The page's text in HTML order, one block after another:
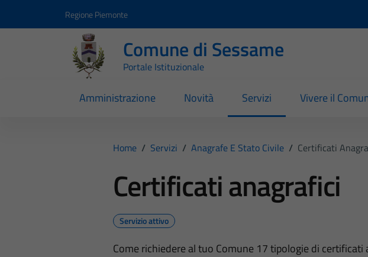
Regione Piemonte
Comune di Sessame
Portale Istituzionale
Amministrazione Novità Servizi Vivere il
Home / Servizi / Anagrafe E Stato Civile / Certificati
Certificati anagrafici
Servizio attivo
Come richiedere al tuo Comune 17 tipologie di